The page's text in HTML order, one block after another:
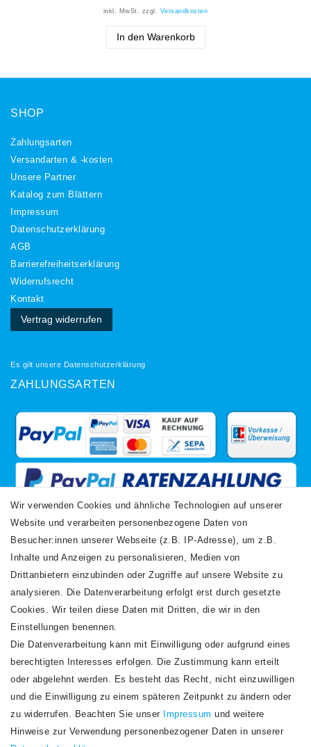
inkl. MwSt. zzgl. Versandkosten
In den Warenkorb
SHOP
Zahlungsarten
Versandarten & -kosten
Unsere Partner
Katalog zum Blättern
Impressum
Daten­schutz­erklärung
AGB
Barrierefreiheitserklärung
Widerrufs­recht
Kontakt
Vertrag widerrufen
Es gilt unsere Datenschutzerklärung
ZAHLUNGSARTEN
VERSANDARTEN
Newsletter
Honig
Hiermit bestätige ich, dass ich dieDaten­schutz­erklärunggelesen habe. Meine
Wir verwenden Cookies und ähnliche Technologien auf unserer
Website und verarbeiten personenbezogene Daten von
Besucher:innen unserer Webseite (z.B. IP-Adresse), um z.B.
Inhalte und Anzeigen zu personalisieren, Medien von
Drittanbietern einzubinden oder Zugriffe auf unsere Website zu
analysieren. Die Datenverarbeitung erfolgt erst durch gesetzte
Cookies. Wir teilen diese Daten mit Dritten, die wir in den
Einstellungen benennen.
Die Datenverarbeitung kann mit Einwilligung oder aufgrund eines
berechtigten Interesses erfolgen. Die Zustimmung kann erteilt
oder abgelehnt werden. Es besteht das Recht, nicht einzuwilligen
und die Einwilligung zu einem späteren Zeitpunkt zu ändern oder
zu widerrufen. Beachten Sie unser
Impressum und weitere
Hinweise zur Verwendung personenbezogener Daten in unserer